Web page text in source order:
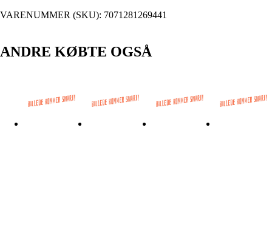
VARENUMMER (SKU): 7071281269441
ANDRE KØBTE OGSÅ